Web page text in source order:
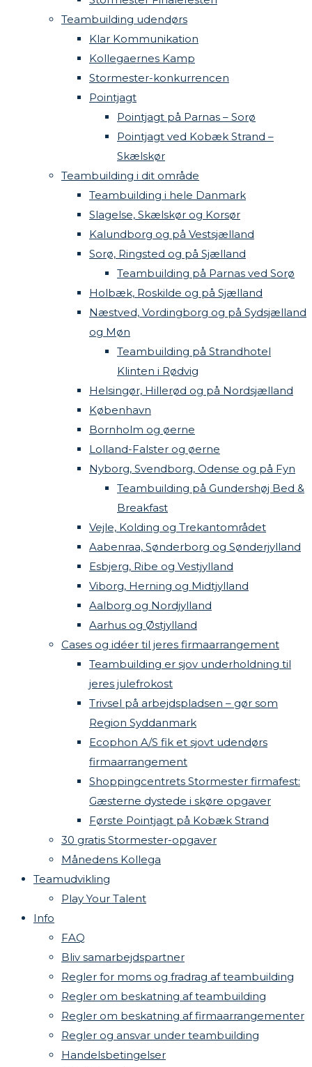
Teambuilding udendørs
Klar Kommunikation
Kollegaernes Kamp
Stormester-konkurrencen
Pointjagt
Pointjagt på Parnas – Sorø
Pointjagt ved Kobæk Strand –
Skælskør
Teambuilding i dit område
Teambuilding i hele Danmark
Slagelse, Skælskør og Korsør
Kalundborg og på Vestsjælland
Sorø, Ringsted og på Sjælland
Teambuilding på Parnas ved Sorø
Holbæk, Roskilde og på Sjælland
Næstved, Vordingborg og på Sydsjælland
og Møn
Teambuilding på Strandhotel
Klinten i Rødvig
Helsingør, Hillerød og på Nordsjælland
København
Bornholm og øerne
Lolland-Falster og øerne
Nyborg, Svendborg, Odense og på Fyn
Teambuilding på Gundershøj Bed &
Breakfast
Vejle, Kolding og Trekantområdet
Aabenraa, Sønderborg og Sønderjylland
Esbjerg, Ribe og Vestjylland
Viborg, Herning og Midtjylland
Aalborg og Nordjylland
Aarhus og Østjylland
Cases og idéer til jeres firmaarrangement
Teambuilding er sjov underholdning til
jeres julefrokost
Trivsel på arbejdspladsen – gør som
Region Syddanmark
Ecophon A/S fik et sjovt udendørs
firmaarrangement
Shoppingcentrets Stormester firmafest:
Gæsterne dystede i skøre opgaver
Første Pointjagt på Kobæk Strand
30 gratis Stormester-opgaver
Månedens Kollega
Teamudvikling
Play Your Talent
Info
FAQ
Bliv samarbejdspartner
Regler for moms og fradrag af teambuilding
Regler om beskatning af teambuilding
Regler om beskatning af firmaarrangementer
Regler og ansvar under teambuilding
Handelsbetingelser